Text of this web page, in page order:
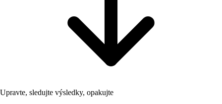
Upravte, sledujte výsledky, opakujte